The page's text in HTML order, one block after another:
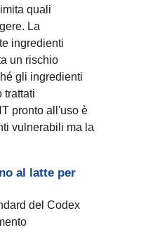
quali
La
ingredienti
un rischio
gli ingredienti
trattati
pronto all'uso è
vulnerabili ma la
al latte per
del Codex